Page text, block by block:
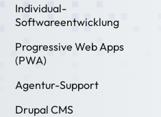
Individual-
Softwareentwicklung
Progressive Web Apps
(PWA)
Agentur-Support
Drupal CMS